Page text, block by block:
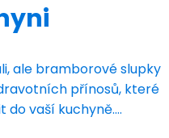
ale bramborové slupky
přínosů, které
do vaší kuchyně.…